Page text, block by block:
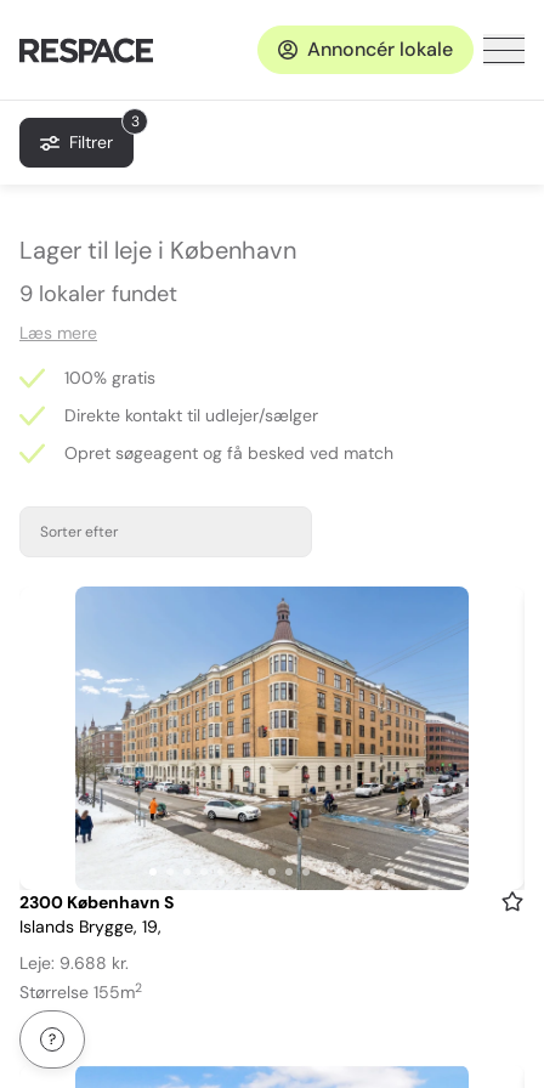
Annoncér lokale
3
Filtrer
Lager til leje i København
9 lokaler fundet
Læs mere
100% gratis
Direkte kontakt til udlejer/sælger
Opret søgeagent og få besked ved match
Sorter efter
Item
1
of
15
2300 København S
Islands Brygge, 19,
Leje: 9.688 kr.
Størrelse 155m2